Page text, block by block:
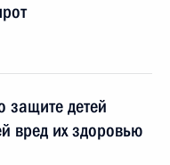
защите детей
вред их здоровью